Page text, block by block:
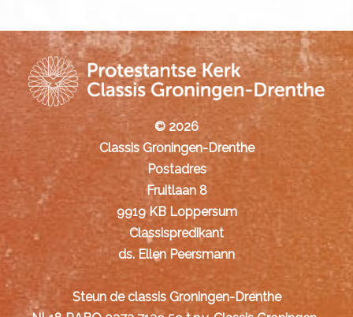
© 2026
Classis Groningen-Drenthe
Postadres
Fruitlaan 8
9919 KB Loppersum
Classispredikant
ds. Ellen Peersmann
Steun de classis Groningen-Drenthe